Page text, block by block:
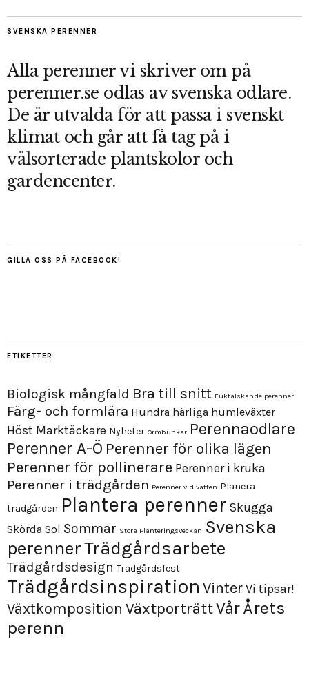
SVENSKA PERENNER
Alla perenner vi skriver om på
perenner.se odlas av svenska odlare.
De är utvalda för att passa i svenskt
klimat och går att få tag på i
välsorterade plantskolor och
gardencenter.
GILLA OSS PÅ FACEBOOK!
ETIKETTER
Biologisk mångfald Bra till snitt Fuktälskande perenner
Färg- och formlära Hundra härliga humleväxter
Höst Marktäckare Nyheter Ormbunkar Perennaodlare
Perenner A-Ö Perenner för olika lägen
Perenner för pollinerare Perenner i kruka
Perenner i trädgården Perenner vid vatten Planera
trädgården Plantera perenner Skugga
Skörda Sol Sommar Stora Planteringsveckan Svenska
perennerTrädgårdsarbete
Trädgårdsdesign Trädgårdsfest
Trädgårdsinspiration VinterVi tipsar!
Växtkomposition VäxtporträttVårÅrets
perenn